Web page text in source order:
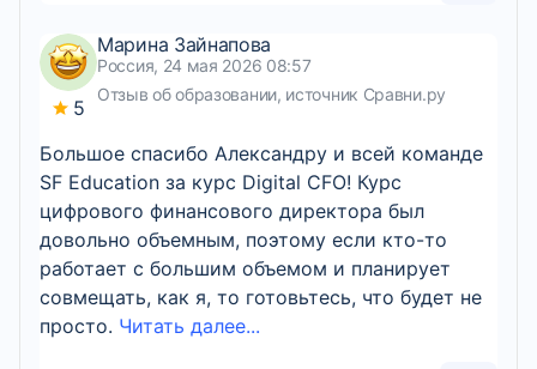
5
Марина Зайнапова
Россия, 24 мая 2026 08:57
Отзыв об образовании, источник Сравни.ру
Большое спасибо Александру и всей команде
SF Education за курс Digital CFO! Курс
цифрового финансового директора был
довольно объемным, поэтому если кто-то
работает с большим объемом и планирует
совмещать, как я, то готовьтесь, что будет не
просто. Читать далее...